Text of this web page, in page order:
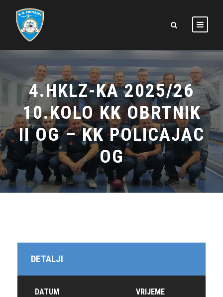
4.HKLZ-KA 2025/26
10.KOLO KK OBRTNIK
II OG – KK POLICAJAC
OG
DETALJI
DATUM VRIJEME